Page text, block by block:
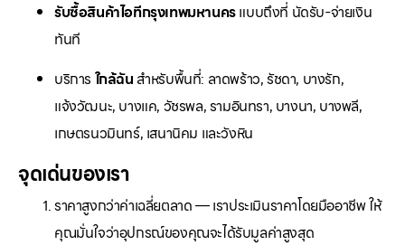
รับซื้อสินค้าไอทีกรุงเทพมหานครแบบถึงที่ นัดรับ-จ่ายเงิน
ทันที
บริการ ใกล้ฉัน สำหรับพื้นที่: ลาดพร้าว, รัชดา, บางรัก,
แจ้งวัฒนะ, บางแค, วัชรพล, รามอินทรา, บางนา, บางพลี,
เกษตรนวมินทร์, เสนานิคม และวังหิน
จุดเด่นของเรา
ราคาสูงกว่าค่าเฉลี่ยตลาด — เราประเมินราคาโดยมืออาชีพ ให้
คุณมั่นใจว่าอุปกรณ์ของคุณจะได้รับมูลค่าสูงสุด